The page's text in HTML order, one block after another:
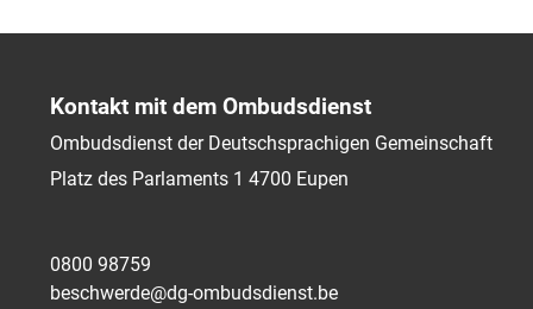
Kontakt mit dem Ombudsdienst
Ombudsdienst der Deutschsprachigen Gemeinschaft
Platz des Parlaments 1 4700 Eupen
0800 98759
beschwerde@dg-ombudsdienst.be